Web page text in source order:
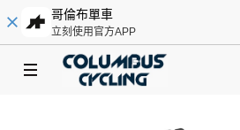
哥倫布單車
立刻使用官方APP